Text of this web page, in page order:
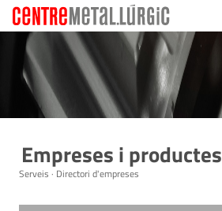
Empreses i productes
Serveis · Directori d'empreses